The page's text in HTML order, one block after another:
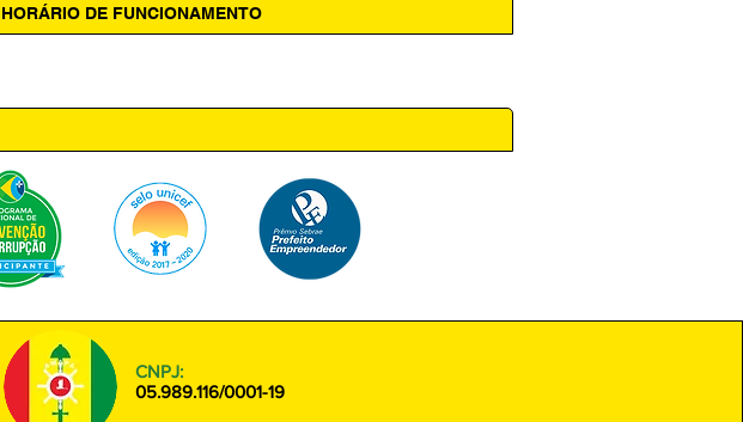
HORÁRIO DE FUNCIONAMENTO
CNPJ:
05.989.116/0001-19